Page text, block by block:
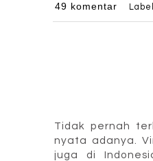
49 komentar
Tidak pernah
nyata adanya.
juga di